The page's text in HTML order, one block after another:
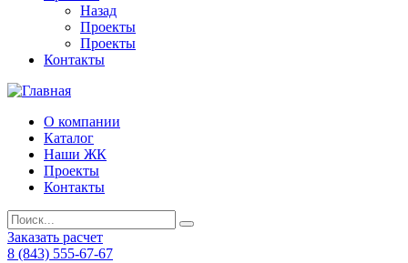
Назад
Проекты
Проекты
Контакты
О компании
Каталог
Наши ЖК
Проекты
Контакты
Заказать расчет
8 (843) 555-67-67